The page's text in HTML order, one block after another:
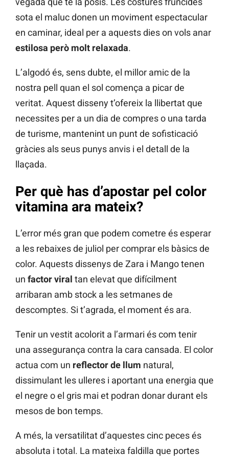
sota el maluc donen un moviment espectacular
en caminar, ideal per a aquests dies on vols anar
estilosa però molt relaxada.
L’algodó és, sens dubte, el millor amic de la
nostra pell quan el sol comença a picar de
veritat. Aquest disseny t’ofereix la llibertat que
necessites per a un dia de compres o una tarda
de turisme, mantenint un punt de sofisticació
gràcies als seus punys anvis i el detall de la
llaçada.
Per què has d’apostar pel color
vitamina ara mateix?
L’error més gran que podem cometre és esperar
a les rebaixes de juliol per comprar els bàsics de
color. Aquests dissenys de Zara i Mango tenen
un factor viral tan elevat que difícilment
arribaran amb stock a les setmanes de
descomptes. Si t’agrada, el moment és ara.
Tenir un vestit acolorit a l’armari és com tenir
una assegurança contra la cara cansada. El color
actua com un reflector de llum natural,
dissimulant les ulleres i aportant una energia que
el negre o el gris mai et podran donar durant els
mesos de bon temps.
A més, la versatilitat d’aquestes cinc peces és
absoluta i total. La mateixa faldilla que portes